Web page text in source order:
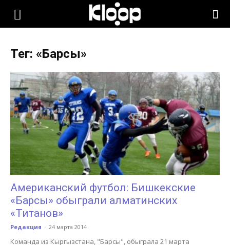
KLOOP.KG
Новости
Кыргызстана
Тег: «Барсы»
Американский футбол: Бишкекские
«Барсы» обыграли алматинских
«Титанов»
Редакция - 24 марта 2014
Команда из Кыргызстана, "Барсы", обыграла 21 марта